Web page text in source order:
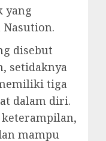
yang
Nasution.
disebut
setidaknya
tiga
dalam diri.
mampu